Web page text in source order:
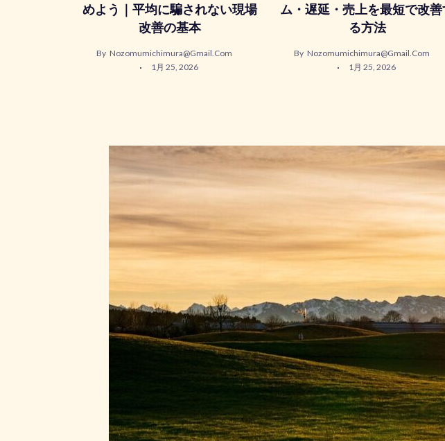
めよう｜平均に騙されない現場
改善の基本
By Nozomumichimura@gmail.com
1月 25, 2026
ム・遅延・売上を最短で改善
る方法
By Nozomumichimura@gmail.com
1月 25, 2026